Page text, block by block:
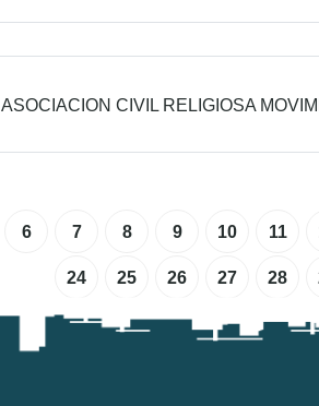
ASOCIACION CIVIL RELIGIOSA
6 7 8 9 10 11
24 25 26 27 28